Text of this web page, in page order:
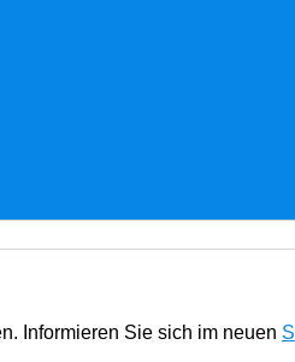
Informieren Sie sich im neuen